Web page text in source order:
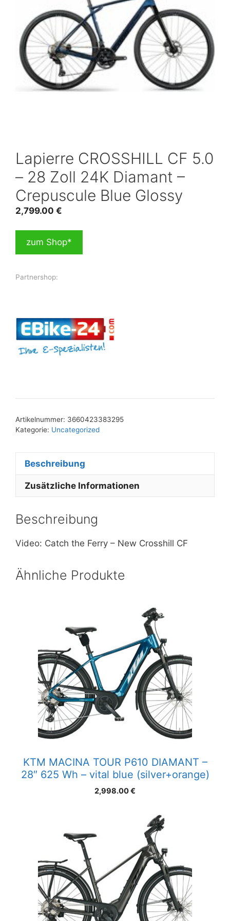
Lapierre CROSSHILL CF 5.0
– 28 Zoll 24K Diamant –
Crepuscule Blue Glossy
2,799.00 €
zum Shop*
Partnershop:
Artikelnummer: 3660423383295
Kategorie: Uncategorized
Beschreibung
Zusätzliche Informationen
Beschreibung
Video: Catch the Ferry – New Crosshill CF
Ähnliche Produkte
KTM MACINA TOUR P610 DIAMANT –
28″ 625 Wh – vital blue (silver+orange)
2,998.00€